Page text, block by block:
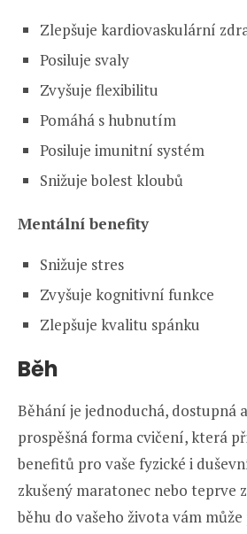
Zlepšuje kardiovaskulární
Posiluje svaly
Zvyšuje flexibilitu
Pomáhá s hubnutím
Posiluje imunitní systém
Snižuje bolest kloubů
Mentální benefity
Snižuje stres
Zvyšuje kognitivní funkce
Zlepšuje kvalitu spánku
Běh
Běhání je jednoduchá, dostupná
prospěšná forma cvičení, která
benefitů pro vaše fyzické i
zkušený maratonec nebo teprve
běhu do vašeho života vám